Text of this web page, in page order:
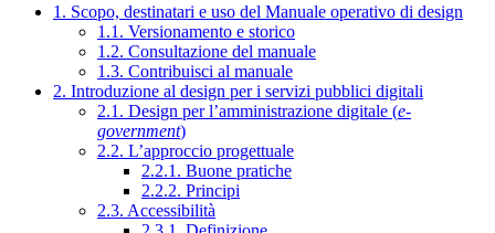
1. Scopo, destinatari e uso del Manuale operativo di design
1.1. Versionamento e storico
1.2. Consultazione del manuale
1.3. Contribuisci al manuale
2. Introduzione al design per i servizi pubblici digitali
2.1. Design per l’amministrazione digitale (e-
government)
2.2. L’approccio progettuale
2.2.1. Buone pratiche
2.2.2. Principi
2.3. Accessibilità